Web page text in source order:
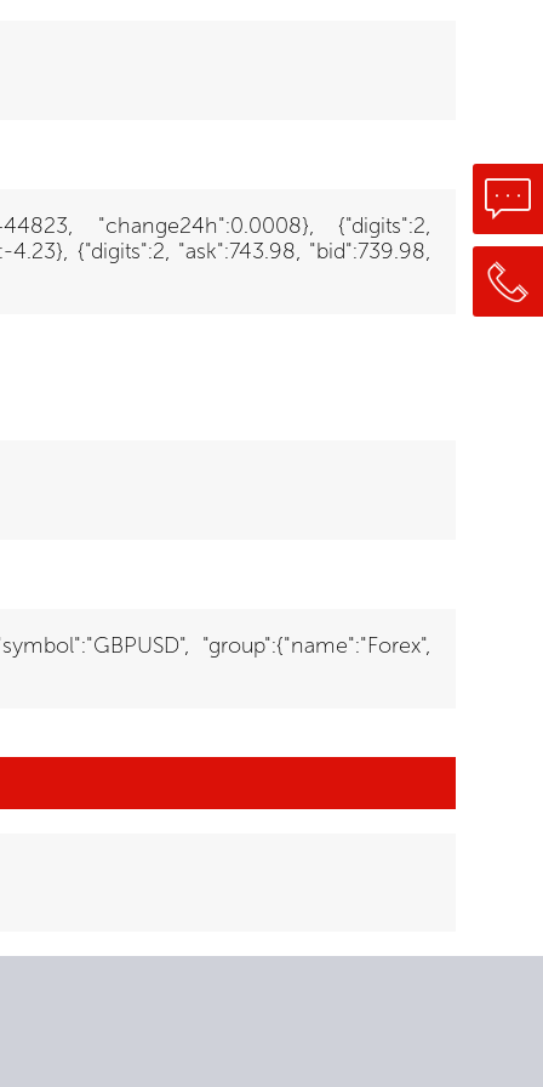
"change24h":0.0008}, {"digits":2,
{"digits":2, "ask":743.98, "bid":739.98,
"group":{"name":"Forex",